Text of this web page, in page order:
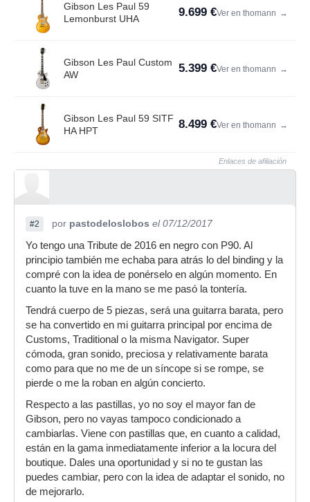
Gibson Les Paul 59
Lemonburst UHA
9.699 €Ver en thomann →
Gibson Les Paul Custom
AW
5.399 €Ver en thomann →
Gibson Les Paul 59 SITF
HA HPT
8.499 €Ver en thomann →
Enlaces de afiliación
#2 por pastodeloslobos el 07/12/2017
Yo tengo una Tribute de 2016 en negro con P90. Al
principio también me echaba para atrás lo del binding y la
compré con la idea de ponérselo en algún momento. En
cuanto la tuve en la mano se me pasó la tontería.
Tendrá cuerpo de 5 piezas, será una guitarra barata, pero
se ha convertido en mi guitarra principal por encima de
Customs, Traditional o la misma Navigator. Super
cómoda, gran sonido, preciosa y relativamente barata
como para que no me de un síncope si se rompe, se
pierde o me la roban en algún concierto.
Respecto a las pastillas, yo no soy el mayor fan de
Gibson, pero no vayas tampoco condicionado a
cambiarlas. Viene con pastillas que, en cuanto a calidad,
están en la gama inmediatamente inferior a la locura del
boutique. Dales una oportunidad y si no te gustan las
puedes cambiar, pero con la idea de adaptar el sonido, no
de mejorarlo.